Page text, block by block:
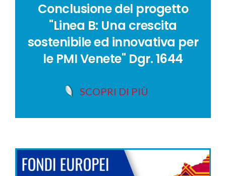
Conclusione del progetto
"Linea B: Una crescita
sostenibile ed innovativa per
le PMI Venete" Dgr. 1644
SCOPRI DI PIÙ